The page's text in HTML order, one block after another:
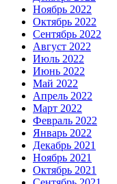
Ноябрь 2022
Октябрь 2022
Сентябрь 2022
Август 2022
Июль 2022
Июнь 2022
Май 2022
Апрель 2022
Март 2022
Февраль 2022
Январь 2022
Декабрь 2021
Ноябрь 2021
Октябрь 2021